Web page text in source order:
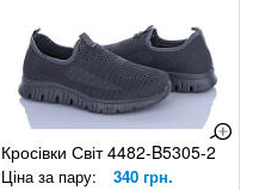
Кросівки Світ 4482-B5305-2
Ціна за пару: 340 грн.